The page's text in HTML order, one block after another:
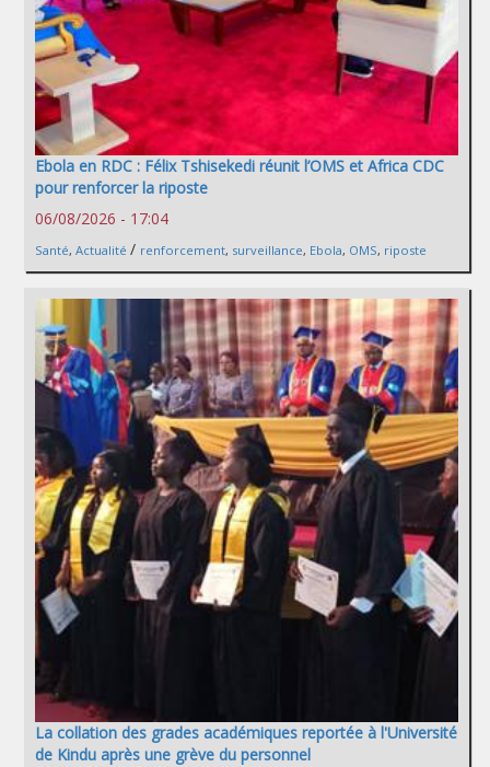
Ebola en RDC : Félix Tshisekedi réunit l’OMS et Africa CDC
pour renforcer la riposte
06/08/2026 - 17:04
Santé, Actualité / renforcement, surveillance, Ebola, OMS, riposte
La collation des grades académiques reportée à l'Université
de Kindu après une grève du personnel